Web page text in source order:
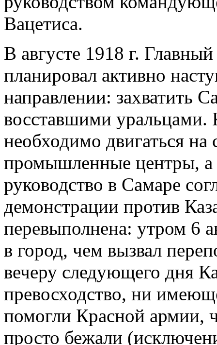
Вацетиса.
В августе 1918 г.
планировал активно
направлении: захватить
восставшими уральцами.
необходимо двигаться на
промышленные центры, а
руководство в Самаре
демонстрации против
перевыполнена: утром 6
в город, чем вызвал
вечеру следующего дня
превосходство, ни
помогли Красной армии,
просто бежали